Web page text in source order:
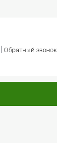
Обратный звонок